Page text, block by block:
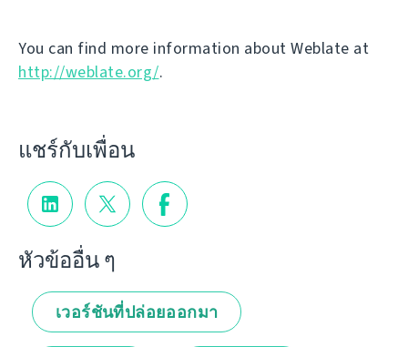
You can find more information about Weblate at
http://weblate.org/.
แชร์กับเพื่อน
หัวข้ออื่น ๆ
เวอร์ชันที่ปล่อยออกมา